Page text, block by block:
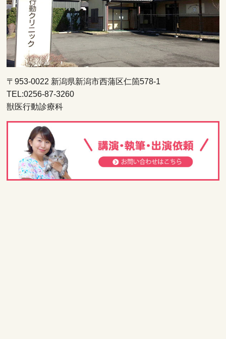
〒953-0022 新潟県新潟市西蒲区仁箇578-1
TEL:0256-87-3260
獣医行動診療科